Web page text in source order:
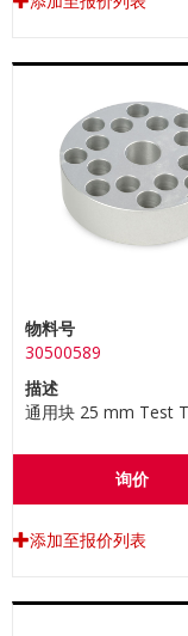
物料号
30500589
描述
通用块 25 mm Test
询价
添加至报价列表